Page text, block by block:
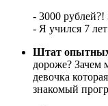
- 3000 рублей?!
- Я учился 7
Штат опытных
дороже? Зачем
девочка
знакомый